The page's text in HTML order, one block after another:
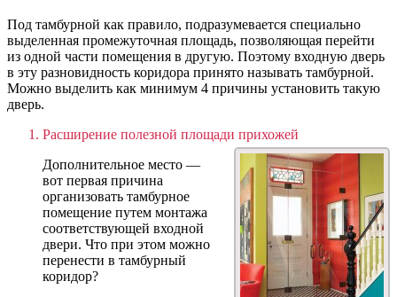
Под тамбурной как правило, подразумевается специально
выделенная промежуточная площадь, позволяющая перейти
из одной части помещения в другую. Поэтому входную дверь
в эту разновидность коридора принято называть тамбурной.
Можно выделить как минимум 4 причины установить такую
дверь.
Расширение полезной площади прихожей
Дополнительное место —
вот первая причина
организовать тамбурное
помещение путем монтажа
соответствующей входной
двери. Что при этом можно
перенести в тамбурный
коридор?